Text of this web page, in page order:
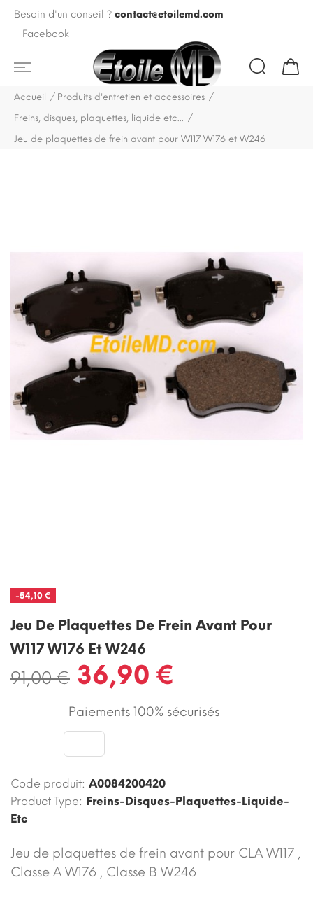
Besoin d'un conseil ? contact@etoilemd.com
Facebook
Accueil
Produits d'entretien et accessoires
Freins, disques, plaquettes, liquide etc...
Jeu de plaquettes de frein avant pour W117 W176 et W246
-54,10 €
Jeu De Plaquettes De Frein Avant Pour
W117 W176 Et W246
91,00 € 36,90 €
Paiements 100% sécurisés
Code produit: A0084200420
Product Type: Freins-Disques-Plaquettes-Liquide-
Etc
Jeu de plaquettes de frein avant pour CLA W117 ,
Classe A W176 , Classe B W246